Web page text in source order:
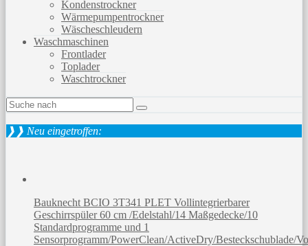
Kondenstrockner
Wärmepumpentrockner
Wäscheschleudern
Waschmaschinen
Frontlader
Toplader
Waschtrockner
❱❱ Neu eingetroffen:
Bauknecht BCIO 3T341 PLET Vollintegrierbarer
Geschirrspüler 60 cm /Edelstahl/14 Maßgedecke/10
Standardprogramme und 1
Sensorprogramm/PowerClean/ActiveDry/Besteckschublade/